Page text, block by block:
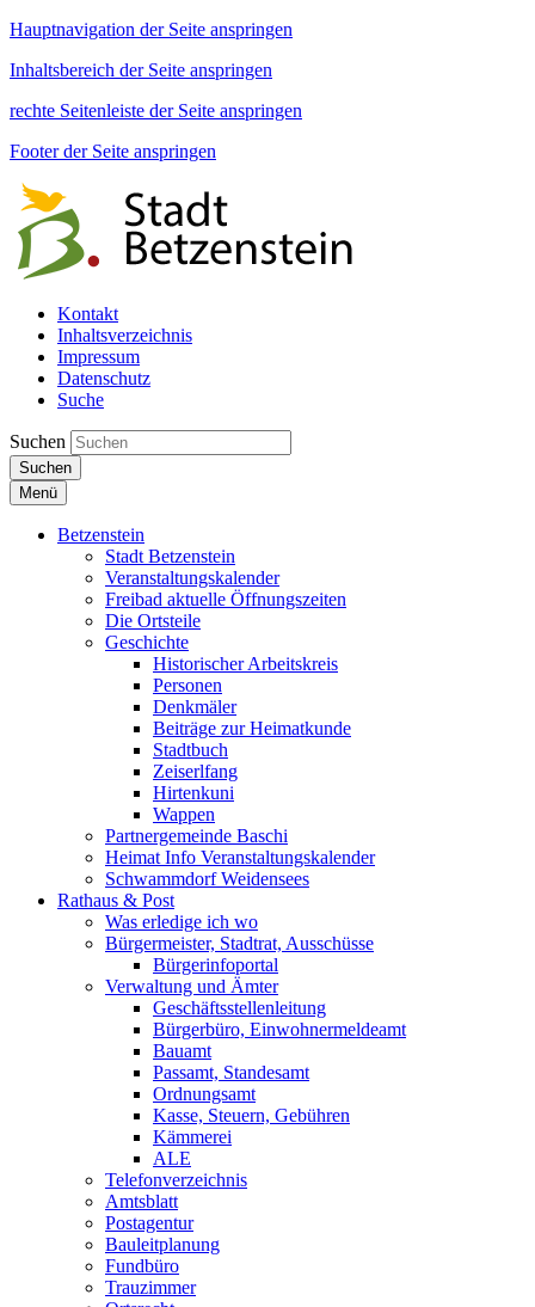
Hauptnavigation der Seite anspringen
Inhaltsbereich der Seite anspringen
rechte Seitenleiste der Seite anspringen
Footer der Seite anspringen
Kontakt
Inhaltsverzeichnis
Impressum
Datenschutz
Suche
Suchen
Suchen
Menü
Betzenstein
Stadt Betzenstein
Veranstaltungskalender
Freibad aktuelle Öffnungszeiten
Die Ortsteile
Geschichte
Historischer Arbeitskreis
Personen
Denkmäler
Beiträge zur Heimatkunde
Stadtbuch
Zeiserlfang
Hirtenkuni
Wappen
Partnergemeinde Baschi
Heimat Info Veranstaltungskalender
Schwammdorf Weidensees
Rathaus & Post
Was erledige ich wo
Bürgermeister, Stadtrat, Ausschüsse
Bürgerinfoportal
Verwaltung und Ämter
Geschäftsstellenleitung
Bürgerbüro, Einwohnermeldeamt
Bauamt
Passamt, Standesamt
Ordnungsamt
Kasse, Steuern, Gebühren
Kämmerei
ALE
Telefonverzeichnis
Amtsblatt
Postagentur
Bauleitplanung
Fundbüro
Trauzimmer